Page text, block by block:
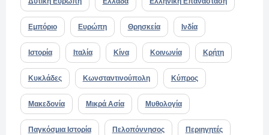
Εμπόριο Ευρώπη Θρησκεία Ινδία
Ιστορία Ιταλία Κίνα Κοινωνία Κρήτη
Κυκλάδες Κωνσταντινούπολη Κύπρος
Μακεδονία Μικρά Ασία Μυθολογία
Παγκόσμια Ιστορία Πελοπόννησος Περιηγητές